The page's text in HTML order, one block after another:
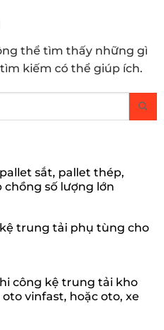
thể tìm thấy những gì
kiếm có thể giúp ích.
sắt, pallet thép,
chồng số lượng lớn
trung tải phụ tùng cho
công kệ trung tải kho
vinfast, hoặc oto, xe